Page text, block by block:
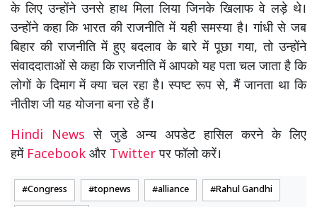
के लिए उन्होंने उनसे हाथ मिला लिया जिनके खिलाफ वे लड़े थे।
उन्होंने कहा कि भारत की राजनीति में यही समस्या है। गांधी से जब
बिहार की राजनीति में हुए बदलाव के बारे में पूछा गया, तो उन्होंने
संवाददाताओं से कहा कि राजनीति में आपको यह पता चल जाता है कि
लोगों के दिमाग में क्या चल रहा है। स्पष्ट रूप से, मैं जानता था कि
नीतीश जी यह योजना बना रहे हैं।
Hindi Newsसे जुडे अन्य अपडेट हासिल करने के लिए
हमें Facebook और Twitterपर फॉलो करें।
Congress topnews alliance Rahul Gandhi